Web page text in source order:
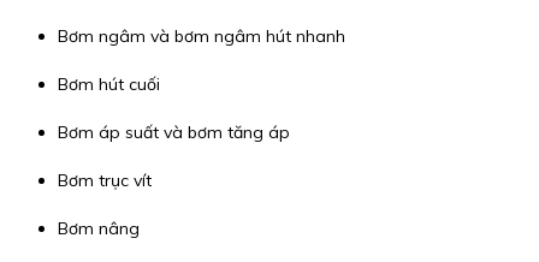
Bơm ngâm và bơm ngâm hút nhanh
Bơm hút cuối
Bơm áp suất và bơm tăng áp
Bơm trục vít
Bơm nâng